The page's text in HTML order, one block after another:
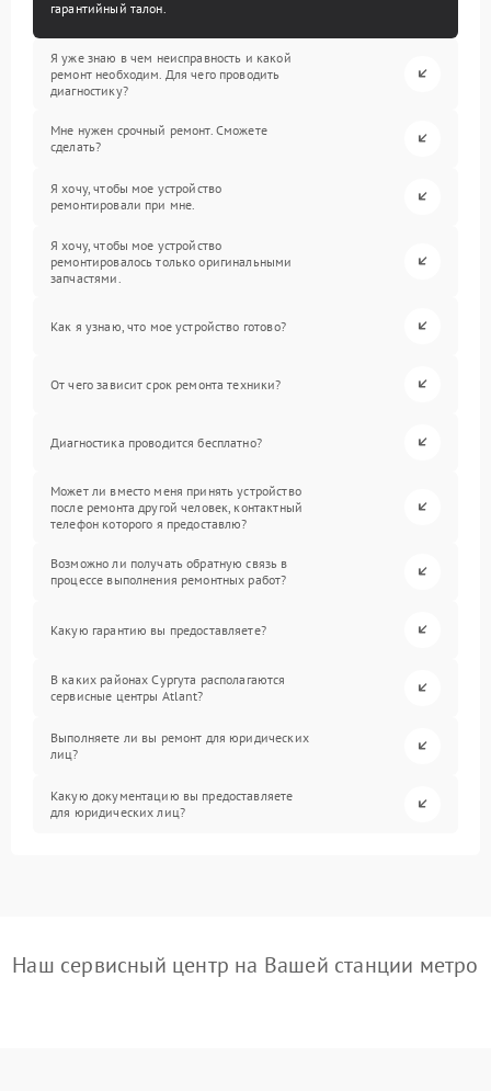
гарантийный талон.
Я уже знаю в чем неисправность и какой
ремонт необходим. Для чего проводить
диагностику?
Мне нужен срочный ремонт. Сможете
сделать?
Я хочу, чтобы мое устройство
ремонтировали при мне.
Я хочу, чтобы мое устройство
ремонтировалось только оригинальными
запчастями.
Как я узнаю, что мое устройство готово?
От чего зависит срок ремонта техники?
Диагностика проводится бесплатно?
Может ли вместо меня принять устройство
после ремонта другой человек, контактный
телефон которого я предоставлю?
Возможно ли получать обратную связь в
процессе выполнения ремонтных работ?
Какую гарантию вы предоставляете?
В каких районах Сургута располагаются
сервисные центры Atlant?
Выполняете ли вы ремонт для юридических
лиц?
Какую документацию вы предоставляете
для юридических лиц?
Наш сервисный центр на Вашей станции метро